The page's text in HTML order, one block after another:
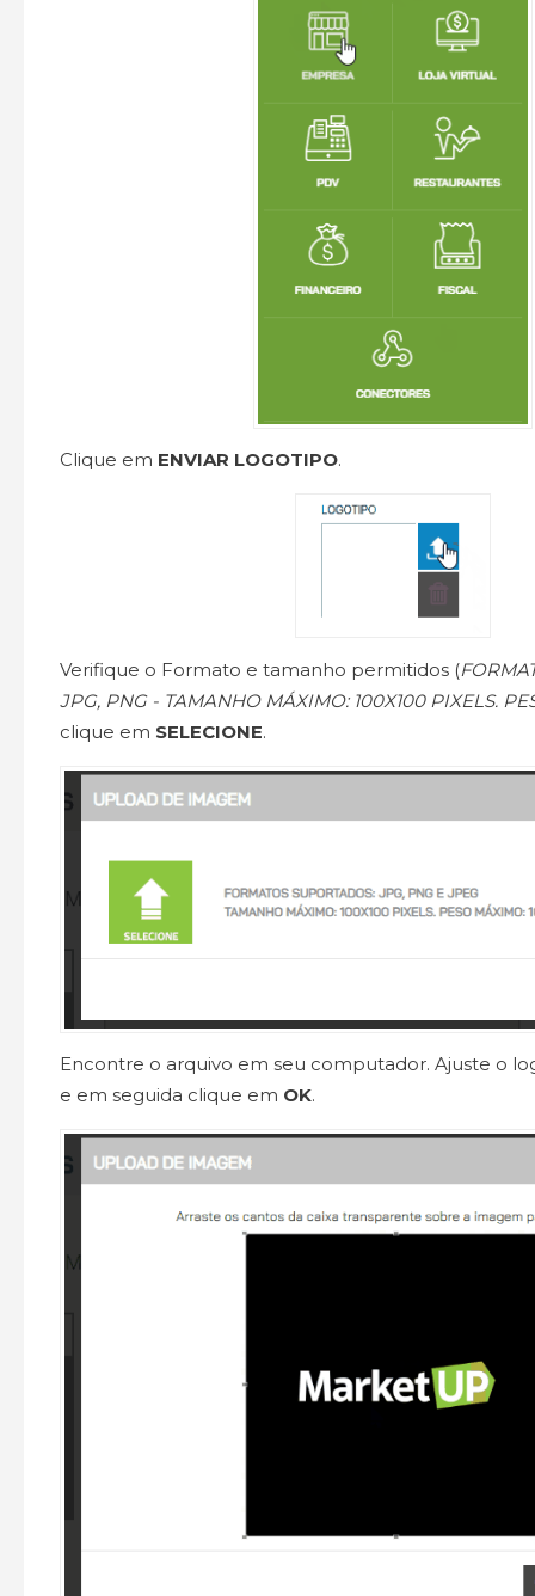
Clique em ENVIAR LOGOTIPO.
Verifique o Formato e tamanho permitidos (
JPG, PNG - TAMANHO MÁXIMO: 100X100 PIXELS.
clique em SELECIONE.
Encontre o arquivo em seu computador. Ajuste o
e em seguida clique em OK.